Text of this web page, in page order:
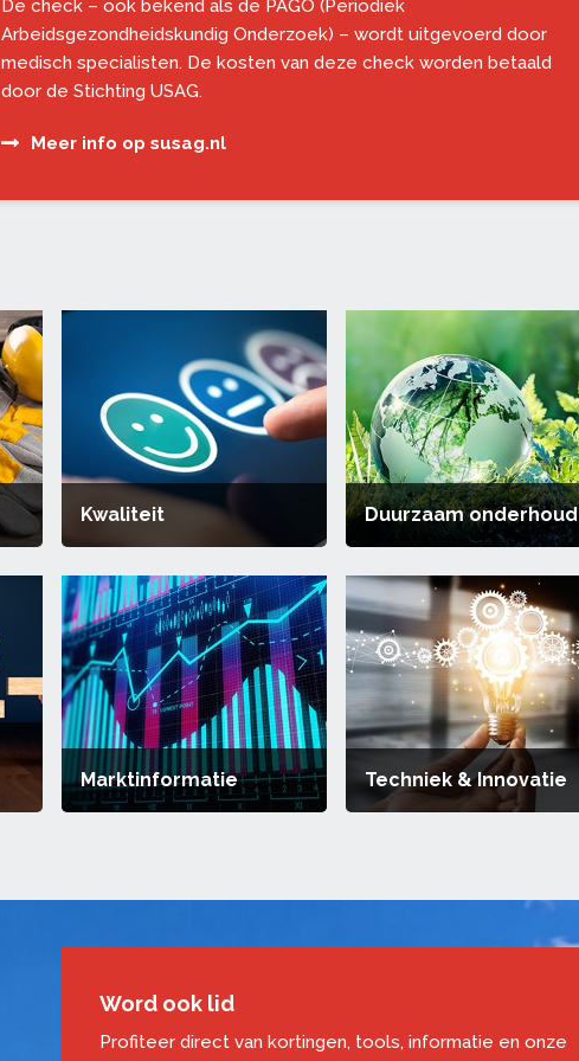
De check – ook bekend als de PAGO (Periodiek
Arbeidsgezondheidskundig Onderzoek) – wordt uitgevoerd door
medisch specialisten. De kosten van deze check worden betaald
door de Stichting USAG.
Meer info op susag.nl
Kwaliteit Duurzaam onderhoud
Marktinformatie Techniek & Innovatie
Word ook lid
Profiteer direct van kortingen, tools, informatie en onze